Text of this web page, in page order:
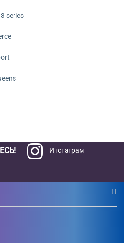
series
Инстаграм